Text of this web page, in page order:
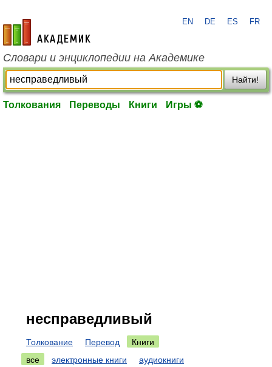
academic.ru
EN DE ES FR
Словари и энциклопедии на Академике
Найти!
Толкования Переводы Книги Игры ⚽
несправедливый
Толкование Перевод
Книги
все
электронные книги аудиокниги